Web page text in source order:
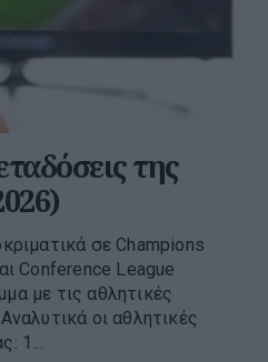
της
σε Champions
Conference League
με τις αθλητικές
οι αθλητικές
1...